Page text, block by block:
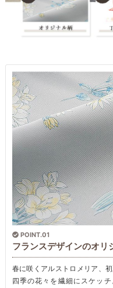
POINT.01
フランスデザインのオリ
春に咲くアルストロメリア、
四季の花々を繊細にスケッ